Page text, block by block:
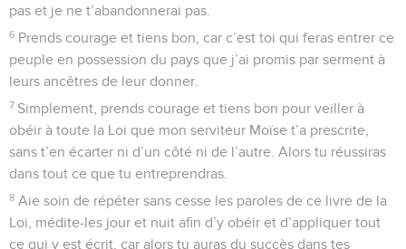
pas et je ne t’abandonnerai pas.
6 Prends courage et tiens bon, car c’est toi qui feras entrer ce
peuple en possession du pays que j’ai promis par serment à
leurs ancêtres de leur donner.
7 Simplement, prends courage et tiens bon pour veiller à
obéir à toute la Loi que mon serviteur Moïse t’a prescrite,
sans t’en écarter ni d’un côté ni de l’autre. Alors tu réussiras
dans tout ce que tu entreprendras.
8 Aie soin de répéter sans cesse les paroles de ce livre de la
Loi, médite-les jour et nuit afin d’y obéir et d’appliquer tout
ce qui y est écrit, car alors tu auras du succès dans tes